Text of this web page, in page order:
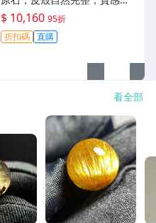
佳，狀態上乘，適合打造手鍊
或精品收藏 A貨翡翠 翡翠原石
天然料型
$ 10,160 95折
折扣碼 直購
看全部